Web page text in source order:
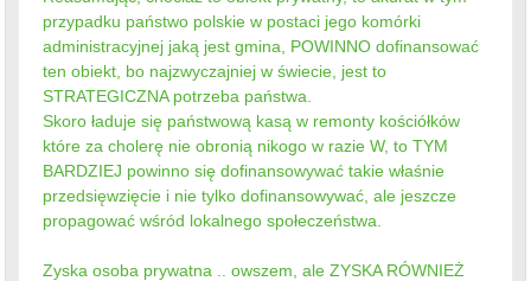
przypadku państwo polskie w postaci jego komórki
administracyjnej jaką jest gmina, POWINNO dofinansować
ten obiekt, bo najzwyczajniej w świecie, jest to
STRATEGICZNA potrzeba państwa.
Skoro ładuje się państwową kasą w remonty kościółków
które za cholerę nie obronią nikogo w razie W, to TYM
BARDZIEJ powinno się dofinansowywać takie właśnie
przedsięwzięcie i nie tylko dofinansowywać, ale jeszcze
propagować wśród lokalnego społeczeństwa.
Zyska osoba prywatna .. owszem, ale ZYSKA RÓWNIEŻ